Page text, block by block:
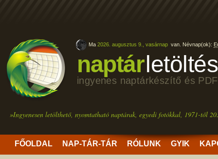
naptárletöltés
ingyenes naptárkészítő és
»Ingyenesen letölthető, nyomtatható naptárak, egyedi fotókkal, 1971-től
FŐOLDAL NAP-TÁR-TÁR RÓLUNK GYIK
Ma 2026. augusztus 9., vasárnap van. Névnap(ok):